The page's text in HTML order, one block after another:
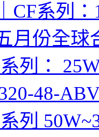
CF系列：
月份全球
列：
48-
列